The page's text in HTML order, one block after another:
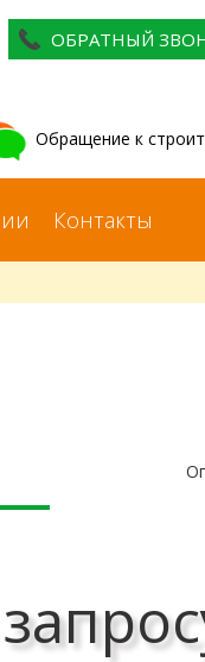
ОБРАТНЫЙ
Обращение к
Контакты